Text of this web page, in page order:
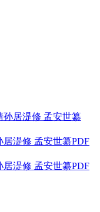
湜修 孟安世纂PDF
湜修 孟安世纂PDF